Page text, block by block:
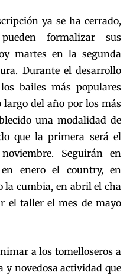
ya se ha cerrado,
formalizar sus
martes en la segunda
Durante el desarrollo
bailes más populares
del año por los más
una modalidad de
que la primera será el
Seguirán en
enero el country, en
la cumbia, en abril el cha
el taller el mes de mayo
a los tomelloseros a
novedosa actividad que